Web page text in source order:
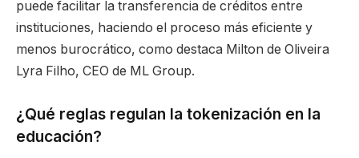
puede facilitar la transferencia de créditos entre
instituciones, haciendo el proceso más eficiente y
menos burocrático, como destaca Milton de Oliveira
Lyra Filho, CEO de ML Group.
¿Qué reglas regulan la tokenización en la
educación?